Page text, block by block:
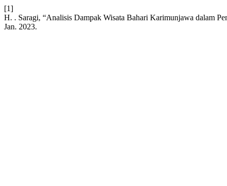
[1]
H. . Saragi, “Analisis Dampak Wisata Bahari Karimunjawa dalam
Jan. 2023.